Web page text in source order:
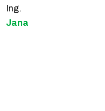
Ing.
Jana